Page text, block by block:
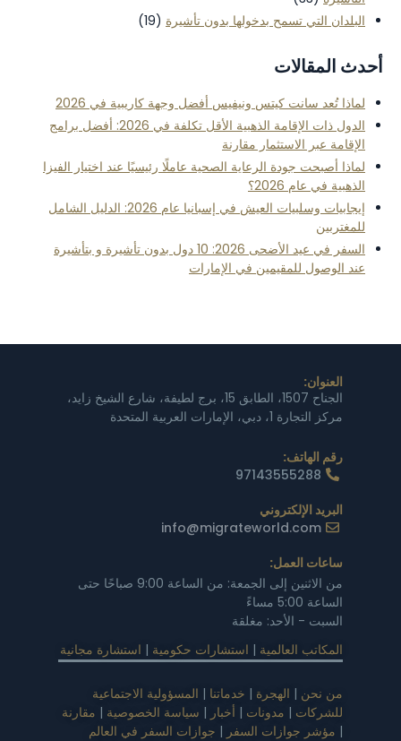
البلدان التي تسمح بدخولها بدون تأشيرة (19)
أحدث المقالات
لماذا تُعد سانت كيتس ونيفيس أفضل وجهة كاريبية في 2026
الدول ذات الإقامة الذهبية الأقل تكلفة في 2026: أفضل برامج
الإقامة عبر الاستثمار مقارنة
لماذا أصبحت جودة الرعاية الصحية عاملًا رئيسيًا عند اختيار الفيزا
الذهبية في عام 2026؟
إيجابيات وسلبيات العيش في إسبانيا عام 2026: الدليل الشامل
للمغتربين
السفر في عيد الأضحى 2026: 10 دول بدون تأشيرة و بتأشيرة
عند الوصول للمقيمين في الإمارات
العنوان:
الجناح 1507، الطابق 15، برج لطيفة، شارع الشيخ زايد،
مركز التجارة 1، دبي، الإمارات العربية المتحدة
رقم الهاتف:
97143555288
البريد الإلكتروني
info@migrateworld.com
ساعات العمل:
من الاثنين إلى الجمعة: من الساعة 9:00 صباحًا حتى
الساعة 5:00 مساءً
السبت - الأحد: مغلقة
المكاتب العالمية | استشارات حكومية | استشارة مجانية
من نحن | الهجرة | خدماتنا | المسؤولية الاجتماعية
للشركات | مدونات | أخبار | سياسة الخصوصية | مقارنة
| مؤشر جوازات السفر | جوازات السفر في العالم